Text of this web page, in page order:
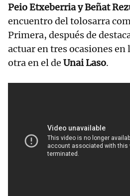
Peio Etxeberria y Beñat
encuentro del tolosarra
Primera, después de
actuar en tres ocasiones en
otra en el de Unai Laso.